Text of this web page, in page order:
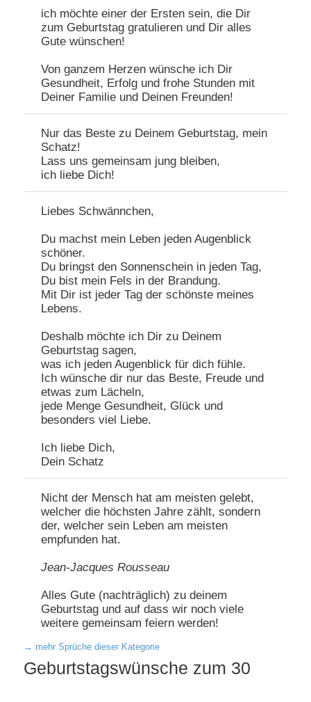
ich möchte einer der Ersten sein, die Dir
zum Geburtstag gratulieren und Dir alles
Gute wünschen!
Von ganzem Herzen wünsche ich Dir
Gesundheit, Erfolg und frohe Stunden mit
Deiner Familie und Deinen Freunden!
Nur das Beste zu Deinem Geburtstag, mein
Schatz!
Lass uns gemeinsam jung bleiben,
ich liebe Dich!
Liebes Schwännchen,
Du machst mein Leben jeden Augenblick
schöner.
Du bringst den Sonnenschein in jeden Tag,
Du bist mein Fels in der Brandung.
Mit Dir ist jeder Tag der schönste meines
Lebens.
Deshalb möchte ich Dir zu Deinem
Geburtstag sagen,
was ich jeden Augenblick für dich fühle.
Ich wünsche dir nur das Beste, Freude und
etwas zum Lächeln,
jede Menge Gesundheit, Glück und
besonders viel Liebe.
Ich liebe Dich,
Dein Schatz
Nicht der Mensch hat am meisten gelebt,
welcher die höchsten Jahre zählt, sondern
der, welcher sein Leben am meisten
empfunden hat.
Jean-Jacques Rousseau
Alles Gute (nachträglich) zu deinem
Geburtstag und auf dass wir noch viele
weitere gemeinsam feiern werden!
Beitragsnavigation
→ mehr Sprüche dieser Kategorie
Geburtstagswünsche zum 30